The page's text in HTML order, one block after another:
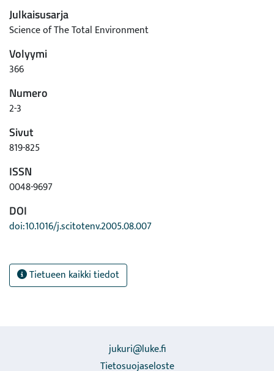
Julkaisusarja
Science of The Total Environment
Volyymi
366
Numero
2-3
Sivut
819-825
ISSN
0048-9697
DOI
doi:10.1016/j.scitotenv.2005.08.007
Tietueen kaikki tiedot
jukuri@luke.fi
Tietosuojaseloste